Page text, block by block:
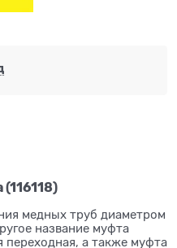
медных труб диаметром
название муфта
переходная, а также муфта